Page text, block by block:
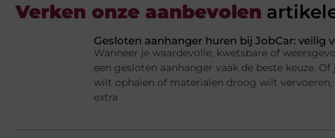
Verken onze aanbevolen
Gesloten aanhanger huren bij JobCar: veilig
Wanneer je waardevolle, kwetsbare of
een gesloten aanhanger vaak de beste keuze.
wilt ophalen of materialen droog wilt
extra